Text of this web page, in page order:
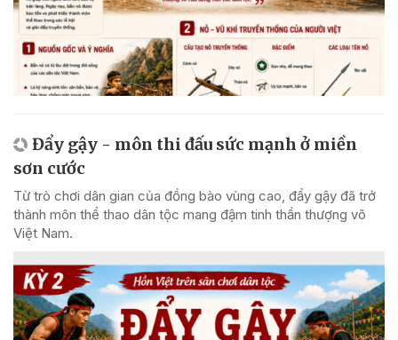
Đẩy gậy - môn thi đấu sức mạnh ở miền
sơn cước
Từ trò chơi dân gian của đồng bào vùng cao, đẩy gậy đã trở
thành môn thể thao dân tộc mang đậm tinh thần thượng võ
Việt Nam.